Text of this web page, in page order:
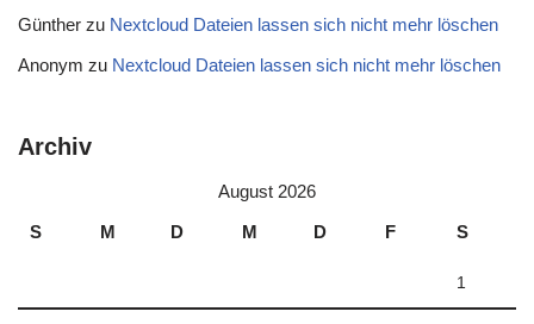
Günther zu Nextcloud Dateien lassen sich nicht mehr löschen
Anonym zu Nextcloud Dateien lassen sich nicht mehr löschen
Archiv
August 2026
S
M D M D F S
1